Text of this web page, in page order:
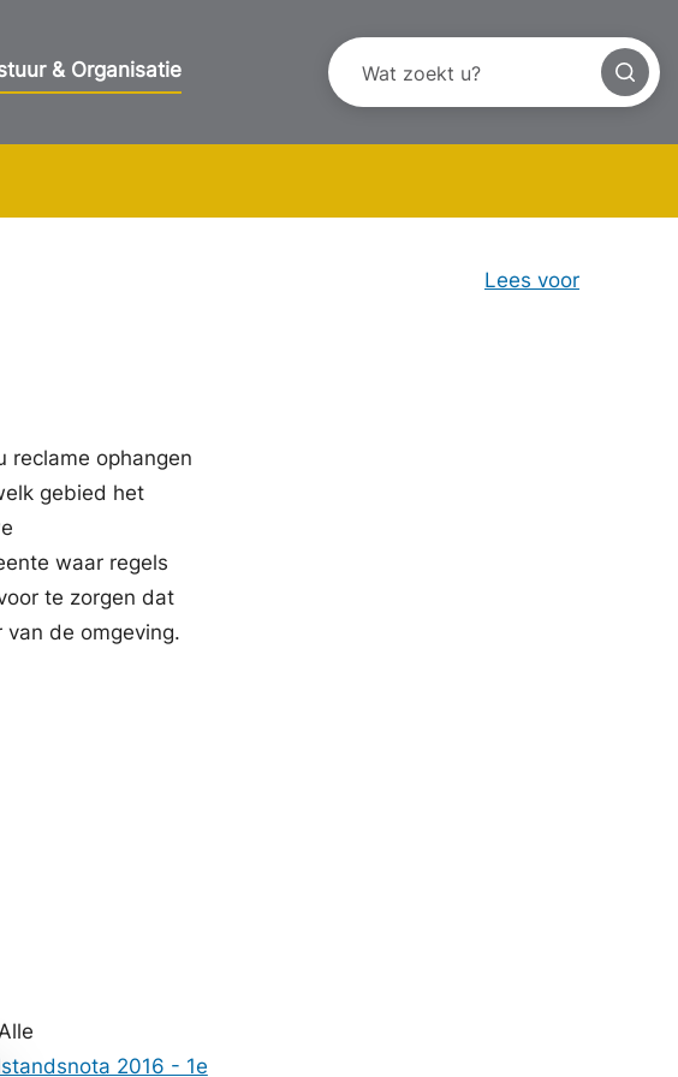
& Organisatie
Lees voor
reclame ophangen
gebied het
waar regels
te zorgen dat
de omgeving.
2016 - 1e